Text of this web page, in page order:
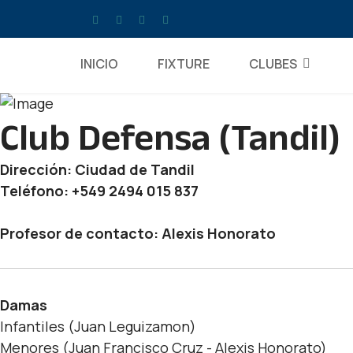
INICIO FIXTURE CLUBES
Club Defensa (Tandil)
Dirección: Ciudad de Tandil
Teléfono: +549 2494 015 837
Profesor de contacto: Alexis Honorato
Damas
Infantiles (Juan Leguizamon)
Menores (Juan Francisco Cruz - Alexis Honorato)